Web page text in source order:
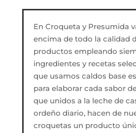
En Croqueta y Presumida
encima de todo la calidad
productos empleando
ingredientes y recetas
que usamos caldos base
para elaborar cada sabor
que unidos a la leche de
ordeño diario, hacen de
croquetas un producto